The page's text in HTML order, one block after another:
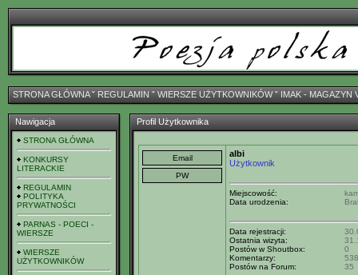
STRONA GŁÓWNAˇ REGULAMIN ˇ WIERSZE UŻYTKOWNIKÓWˇ IMAK - MAGAZYN
Nawigacja
STRONA GŁÓWNA
KONKURSY
LITERACKIE
REGULAMIN
POLITYKA
PRYWATNOŚCI
PARNAS - POECI -
WIERSZE
WIERSZE
UŻYTKOWNIKÓW
Profil Użytkownika
albi
Użytkownik
Miejscowość:
Data urodzenia:
Data rejestracji:
Ostatnia wizyta:
Postów w Shoutbox:
0
Komentarzy:
538
Postów na Forum:
35